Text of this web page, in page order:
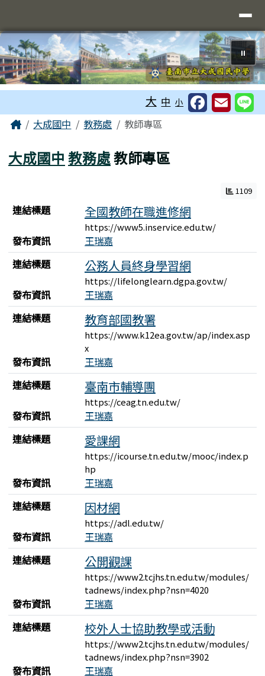
⏸
大 中 小
主內容區域
Home大成國中 教務處 教師專區
大成國中 教務處教師專區
1109
連結列表
連結標題 全國教師在職進修網
https://www5.inservice.edu.tw/
發布資訊
王瑞嘉
連結標題
公務人員終身學習網
https://lifelonglearn.dgpa.gov.tw/
發布資訊
王瑞嘉
連結標題
教育部國教署
https://www.k12ea.gov.tw/ap/index.asp
x
發布資訊
王瑞嘉
連結標題
臺南市輔導團
https://ceag.tn.edu.tw/
發布資訊
王瑞嘉
連結標題
愛課網
https://icourse.tn.edu.tw/mooc/index.p
hp
發布資訊
王瑞嘉
連結標題
因材網
https://adl.edu.tw/
發布資訊
王瑞嘉
連結標題
公開觀課
https://www2.tcjhs.tn.edu.tw/modules/
tadnews/index.php?nsn=4020
發布資訊
王瑞嘉
連結標題
校外人士協助教學或活動
https://www2.tcjhs.tn.edu.tw/modules/
tadnews/index.php?nsn=3902
發布資訊
王瑞嘉
頁尾區域